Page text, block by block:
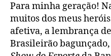
Para minha geração!
muitos dos meus
afetiva, a lembrança
Brasileirão